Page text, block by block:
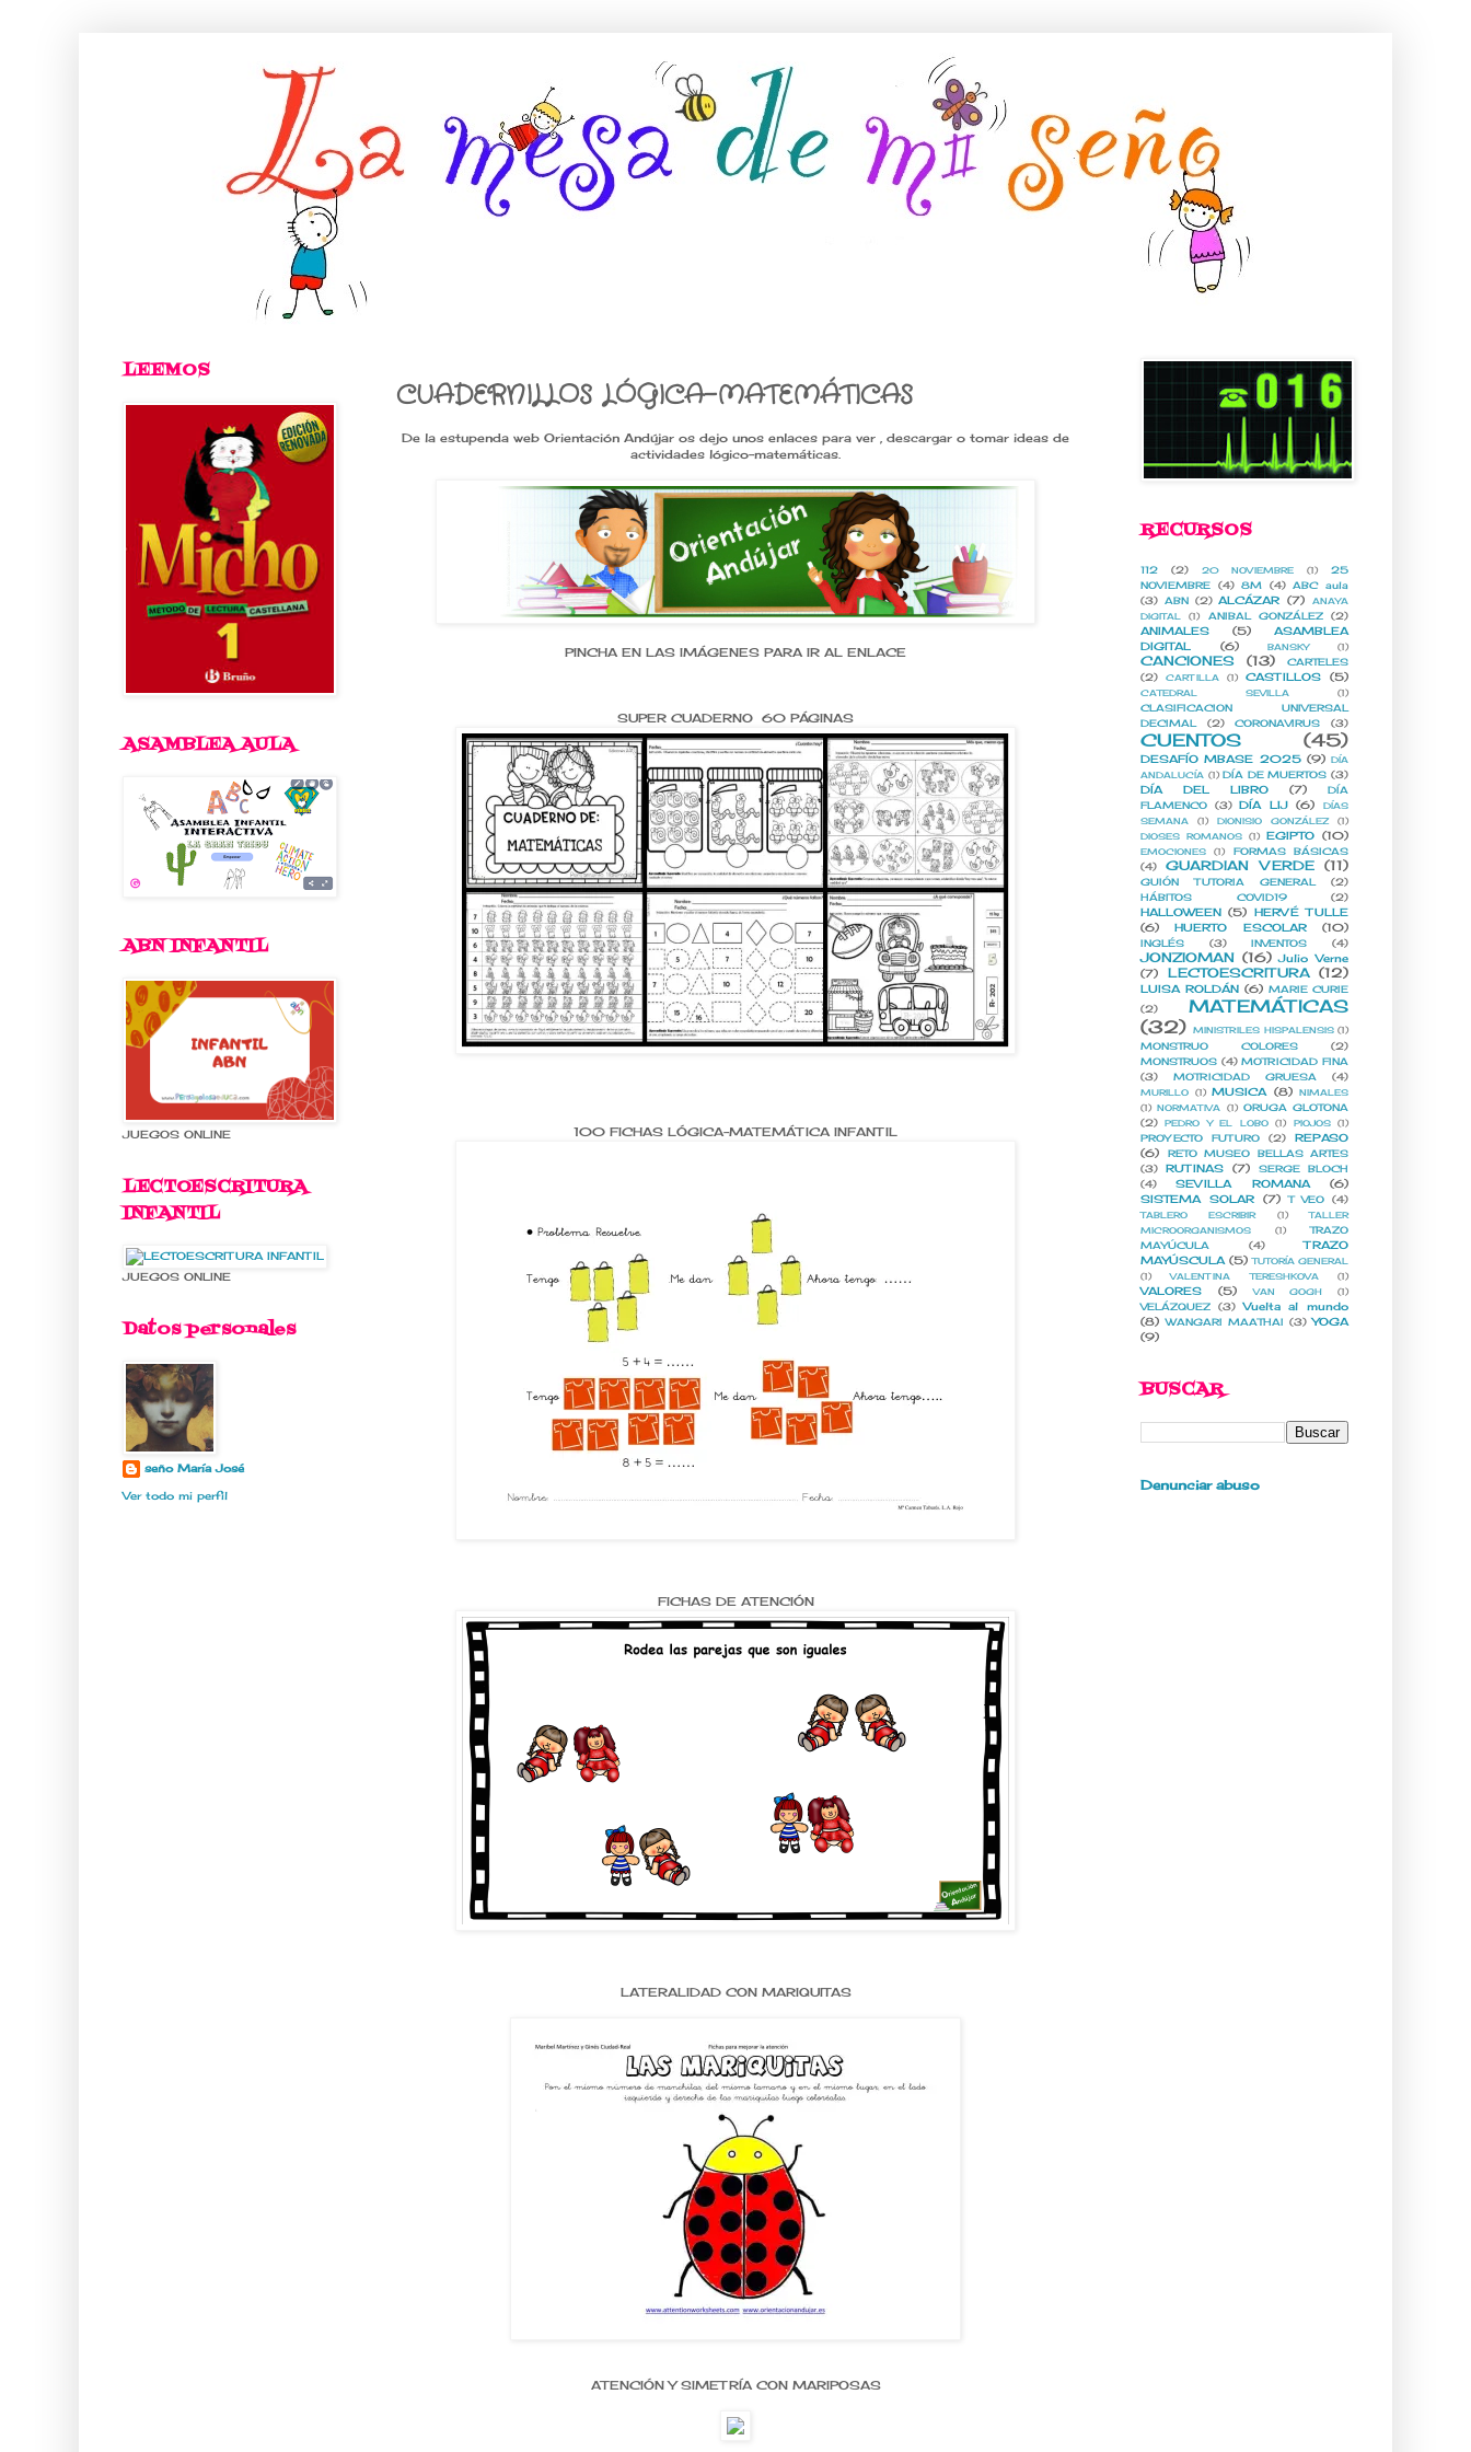
CUADERNILLOS LÓGICA-MATEMÁTICAS
De la estupenda web Orientación Andújar os dejo unos enlaces para ver , descargar o tomar ideas de
actividades lógico-matemáticas.
PINCHA EN LAS IMÁGENES PARA IR AL ENLACE
SUPER CUADERNO 60 PÁGINAS
100 FICHAS LÓGICA-MATEMÁTICA INFANTIL
FICHAS DE ATENCIÓN
LATERALIDAD CON MARIQUITAS
ATENCIÓN Y SIMETRÍA CON MARIPOSAS
LEEMOS
ASAMBLEA AULA
ABN INFANTIL
JUEGOS ONLINE
LECTOESCRITURA
INFANTIL
JUEGOS ONLINE
Datos personales
seño María José
Ver todo mi perfil
RECURSOS
112 (2) 20 NOVIEMBRE (1)
25
NOVIEMBRE
(4) 8M (4)
ABC aula
(3) ABN (2) ALCÁZAR (7)
ANAYA
DIGITAL
(1) ANIBAL GONZÁLEZ (2)
ANIMALES (5)
ASAMBLEA
DIGITAL
(6) BANSKY (1)
CANCIONES (13)
CARTELES
(2)
CARTILLA (1) CASTILLOS (5)
CATEDRAL SEVILLA (1)
CLASIFICACION UNIVERSAL
DECIMAL
(2) CORONAVIRUS (3)
CUENTOS (45)
DESAFÍO MBASE 2025 (9) DÍA
ANDALUCÍA (1) DÍA DE MUERTOS (3)
DÍA DEL LIBRO (7)
DÍA
FLAMENCO
(3) DÍA LIJ (6)
DÍAS
SEMANA
(1) DIONISIO GONZÁLEZ
(1)
DIOSES ROMANOS (1) EGIPTO (10)
EMOCIONES (1)
FORMAS BÁSICAS
(4)
GUARDIAN VERDE (11)
GUIÓN TUTORIA GENERAL
(2)
HÁBITOS COVID19
(2)
HALLOWEEN (5) HERVÉ TULLE
(6)
HUERTO ESCOLAR (10)
INGLÉS (3) INVENTOS (4)
JONZIOMAN (16) Julio Verne
(7)
LECTOESCRITURA (12)
LUISA ROLDÁN (6) MARIE CURIE
(2)
MATEMÁTICAS
(32)
MINISTRILES HISPALENSIS (1)
MONSTRUO COLORES
(2)
MONSTRUOS (4) MOTRICIDAD FINA
(3)
MOTRICIDAD GRUESA (4)
MURILLO (1) MUSICA (8)
NIMALES
(1) NORMATIVA (1) ORUGA GLOTONA
(2)
PEDRO Y EL LOBO (1) PIOJOS (1)
PROYECTO FUTURO (2)
REPASO
(6)
RETO MUSEO BELLAS ARTES
(3)
RUTINAS (7)
SERGE BLOCH
(4)
SEVILLA ROMANA
(6)
SISTEMA SOLAR
(7) T VEO (4)
TABLERO ESCRIBIR (1)
TALLER
MICROORGANISMOS
(1)
TRAZO
MAYÚCULA
(4)
TRAZO
MAYÚSCULA (5) TUTORÍA GENERAL
(1)
VALENTINA TERESHKOVA (1)
VALORES (5) VAN GOGH (1)
VELÁZQUEZ (3)
Vuelta al mundo
(8) WANGARI MAATHAI (3) YOGA
(9)
BUSCAR
Denunciar abuso